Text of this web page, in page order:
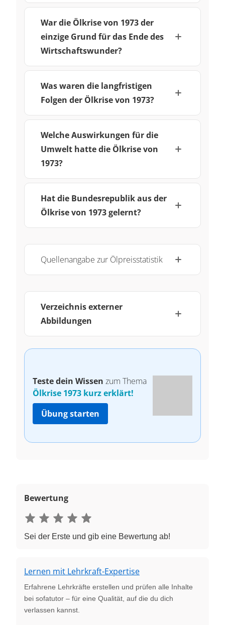
War die Ölkrise von 1973 der
einzige Grund für das Ende des
Wirtschaftswunder?
Was waren die langfristigen
Folgen der Ölkrise von 1973?
Welche Auswirkungen für die
Umwelt hatte die Ölkrise von
1973?
Hat die Bundesrepublik aus der
Ölkrise von 1973 gelernt?
Quellenangabe zur Ölpreisstatistik
Verzeichnis externer
Abbildungen
Teste dein Wissen zum Thema
Ölkrise 1973 kurz erklärt!
Übung starten
Bewertung
Sei der Erste und gib eine Bewertung ab!
Lernen mit Lehrkraft-Expertise
Erfahrene Lehrkräfte erstellen und prüfen alle Inhalte
bei sofatutor – für eine Qualität, auf die du dich
verlassen kannst.